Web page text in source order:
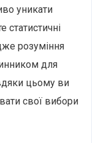
уникати
статистичні
розуміння
для
цьому ви
свої вибори